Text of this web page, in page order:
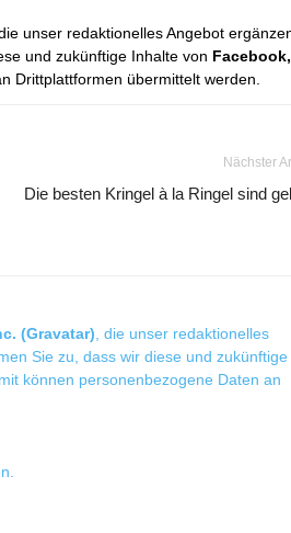
die unser redaktionelles Angebot
und zukünftige Inhalte von Facebook,
Drittplattformen übermittelt werden.
Nächster
Die besten Kringel à la Ringel sind
(Gravatar) , die unser redaktionelles
Sie zu, dass wir diese und zukünftige
können personenbezogene Daten an